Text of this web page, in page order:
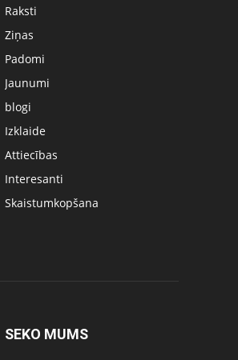
Raksti
Ziņas
Padomi
Jaunumi
blogi
Izklaide
Attiecības
Interesanti
Skaistumkopšana
SEKO MUMS